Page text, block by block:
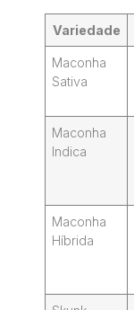
Variedade
Maconha
Sativa
Maconha
Indica
Maconha
Híbrida